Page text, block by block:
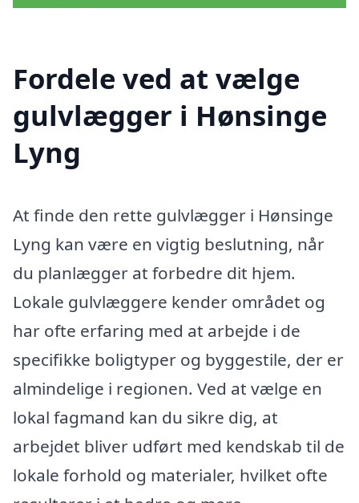
Fordele ved at vælge
gulvlægger i Hønsinge
Lyng
At finde den rette gulvlægger i Hønsinge
Lyng kan være en vigtig beslutning, når
du planlægger at forbedre dit hjem.
Lokale gulvlæggere kender området og
har ofte erfaring med at arbejde i de
specifikke boligtyper og byggestile, der er
almindelige i regionen. Ved at vælge en
lokal fagmand kan du sikre dig, at
arbejdet bliver udført med kendskab til de
lokale forhold og materialer, hvilket ofte